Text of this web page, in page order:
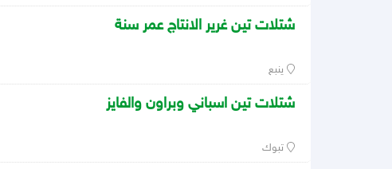
شتلات تين غرير الانتاج عمر سنة
ينبع
شتلات تين اسباني وبراون والفايز
تبوك